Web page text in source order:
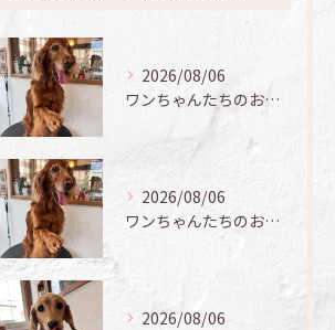
2026/08/06
ワンちゃんたちのお手入れ日記🐶✨
2026/08/06
ワンちゃんたちのお手入れ日記🐶✨
2026/08/06